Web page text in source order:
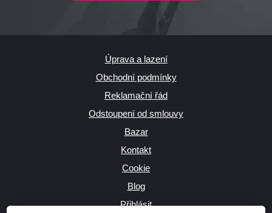
Úprava a lazení
Obchodní podmínky
Reklamační řád
Odstoupení od smlouvy
Bazar
Kontakt
Cookie
Blog
Přihlásit